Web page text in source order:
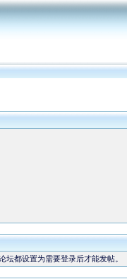
都设置为需要登录后才能发帖。